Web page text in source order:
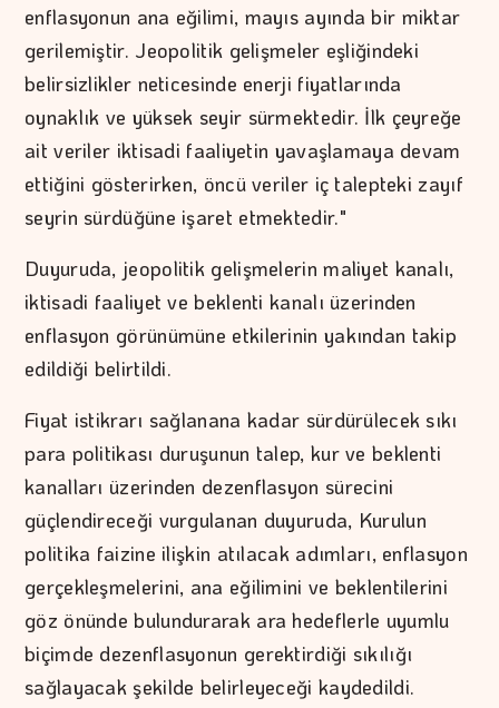
enflasyonun ana eğilimi, mayıs ayında bir miktar
gerilemiştir. Jeopolitik gelişmeler eşliğindeki
belirsizlikler neticesinde enerji fiyatlarında
oynaklık ve yüksek seyir sürmektedir. İlk çeyreğe
ait veriler iktisadi faaliyetin yavaşlamaya devam
ettiğini gösterirken, öncü veriler iç talepteki zayıf
seyrin sürdüğüne işaret etmektedir."
Duyuruda, jeopolitik gelişmelerin maliyet kanalı,
iktisadi faaliyet ve beklenti kanalı üzerinden
enflasyon görünümüne etkilerinin yakından takip
edildiği belirtildi.
Fiyat istikrarı sağlanana kadar sürdürülecek sıkı
para politikası duruşunun talep, kur ve beklenti
kanalları üzerinden dezenflasyon sürecini
güçlendireceği vurgulanan duyuruda, Kurulun
politika faizine ilişkin atılacak adımları, enflasyon
gerçekleşmelerini, ana eğilimini ve beklentilerini
göz önünde bulundurarak ara hedeflerle uyumlu
biçimde dezenflasyonun gerektirdiği sıkılığı
sağlayacak şekilde belirleyeceği kaydedildi.